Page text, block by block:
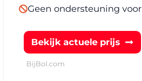
Geen ondersteuning
Bekijk actuele prijs
BijBol.com